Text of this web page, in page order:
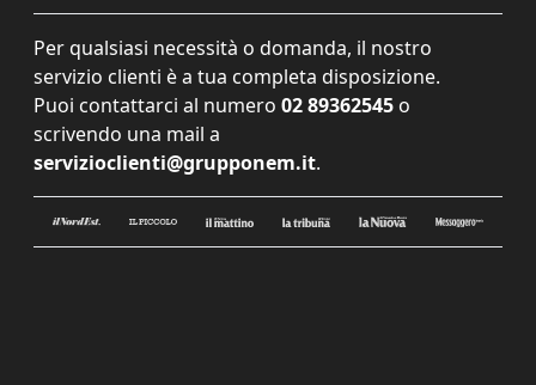
Per qualsiasi necessità o domanda, il nostro
servizio clienti è a tua completa disposizione.
Puoi contattarci al numero 02 89362545 o
scrivendo una mail a
servizioclienti@grupponem.it.